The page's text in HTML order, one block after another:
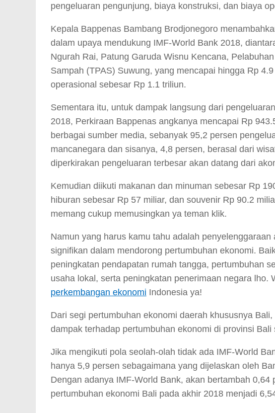
pengeluaran pengunjung, biaya konstruksi, dan biaya
Kepala Bappenas Bambang Brodjonegoro
dalam upaya mendukung IMF-World Bank 2018,
Ngurah Rai, Patung Garuda Wisnu Kencana,
Sampah (TPAS) Suwung, yang mencapai hingga Rp
operasional sebesar Rp 1.1 triliun.
Sementara itu, untuk dampak langsung dari
2018, Perkiraan Bappenas angkanya mencapai Rp
berbagai sumber media, sebanyak 95,2 persen
mancanegara dan sisanya, 4,8 persen, berasal dari
diperkirakan pengeluaran terbesar akan datang dari
Kemudian diikuti makanan dan minuman sebesar Rp
hiburan sebesar Rp 57 miliar, dan souvenir Rp 90.2
memang cukup memusingkan ya teman klik.
Namun yang harus kamu tahu adalah
signifikan dalam mendorong pertumbuhan ekonomi.
peningkatan pendapatan rumah tangga, pertumbuhan
usaha lokal, serta peningkatan penerimaan negara lho.
perkembangan ekonomi Indonesia ya!
Dari segi pertumbuhan ekonomi daerah khususnya
dampak terhadap pertumbuhan ekonomi di provinsi Bali
Jika mengikuti pola seolah-olah tidak ada IMF-World
hanya 5,9 persen sebagaimana yang dijelaskan oleh
Dengan adanya IMF-World Bank, akan bertambah 0,64
pertumbuhan ekonomi Bali pada akhir 2018 menjadi